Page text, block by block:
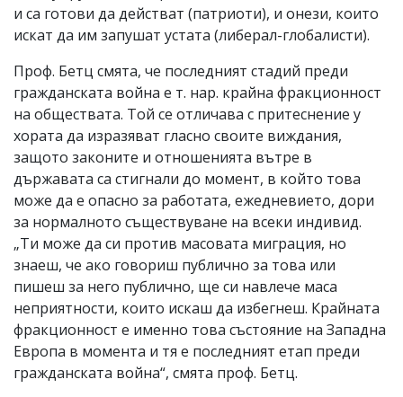
и са готови да действат (патриоти), и онези, които
искат да им запушат устата (либерал-глобалисти).
Проф. Бетц смята, че последният стадий преди
гражданската война е т. нар. крайна фракционност
на обществата. Той се отличава с притеснение у
хората да изразяват гласно своите виждания,
защото законите и отношенията вътре в
държавата са стигнали до момент, в който това
може да е опасно за работата, ежедневието, дори
за нормалното съществуване на всеки индивид.
„Ти може да си против масовата миграция, но
знаеш, че ако говориш публично за това или
пишеш за него публично, ще си навлече маса
неприятности, които искаш да избегнеш. Крайната
фракционност е именно това състояние на Западна
Европа в момента и тя е последният етап преди
гражданската война“, смята проф. Бетц.